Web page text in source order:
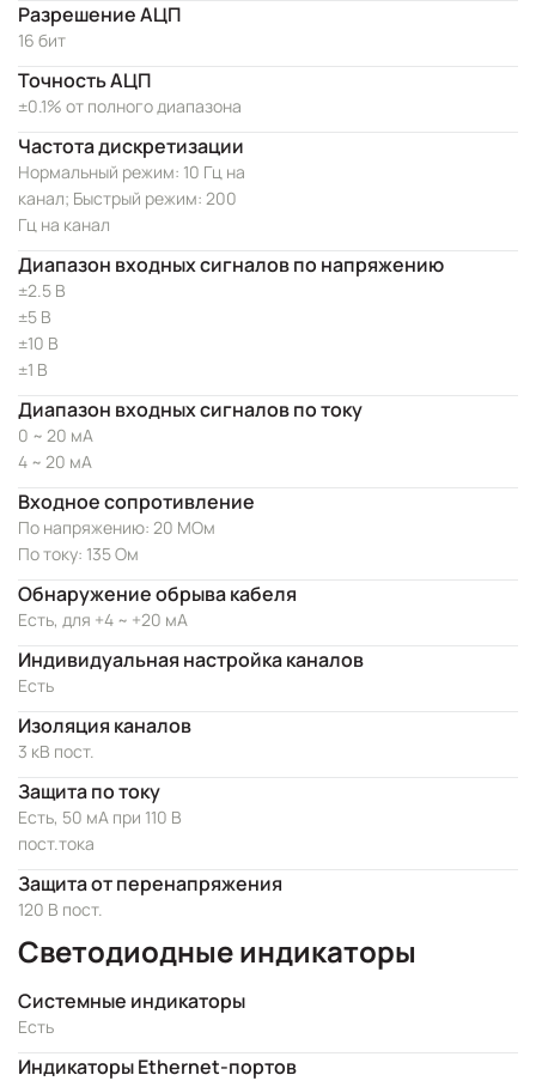
Разрешение АЦП
16 бит
Точность АЦП
±0.1% от полного диапазона
Частота дискретизации
Нормальный режим: 10 Гц на
канал; Быстрый режим: 200
Гц на канал
Диапазон входных сигналов по напряжению
±2.5 В
±5 В
±10 В
±1 В
Диапазон входных сигналов по току
0 ~ 20 мА
4 ~ 20 мА
Входное сопротивление
По напряжению: 20 МОм
По току: 135 Ом
Обнаружение обрыва кабеля
Есть, для +4 ~ +20 мА
Индивидуальная настройка каналов
Есть
Изоляция каналов
3 кВ пост.
Защита по току
Есть, 50 мА при 110 В
пост.тока
Защита от перенапряжения
120 В пост.
Светодиодные индикаторы
Системные индикаторы
Есть
Индикаторы Ethernet-портов